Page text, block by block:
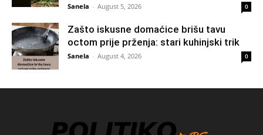
Sanela - August 5, 2026 0
Zašto iskusne domaćice brišu tavu
octom prije prženja: stari kuhinjski trik
Sanela - August 4, 2026 0